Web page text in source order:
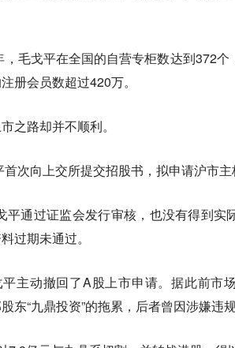
毛戈平在全国的自营专柜数达到372
册会员数超过420万。
之路却并不顺利。
次向上交所提交招股书，拟申请沪市主
平通过证监会发行审核，也没有得到实
过期未通过。
主动撤回了A股上市申请。据此前市
东“九鼎投资”的拖累，后者曾因涉嫌违